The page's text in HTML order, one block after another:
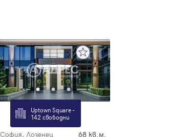
Uptown Square -
142 свободни
София, Лозенец 68 кв.м.